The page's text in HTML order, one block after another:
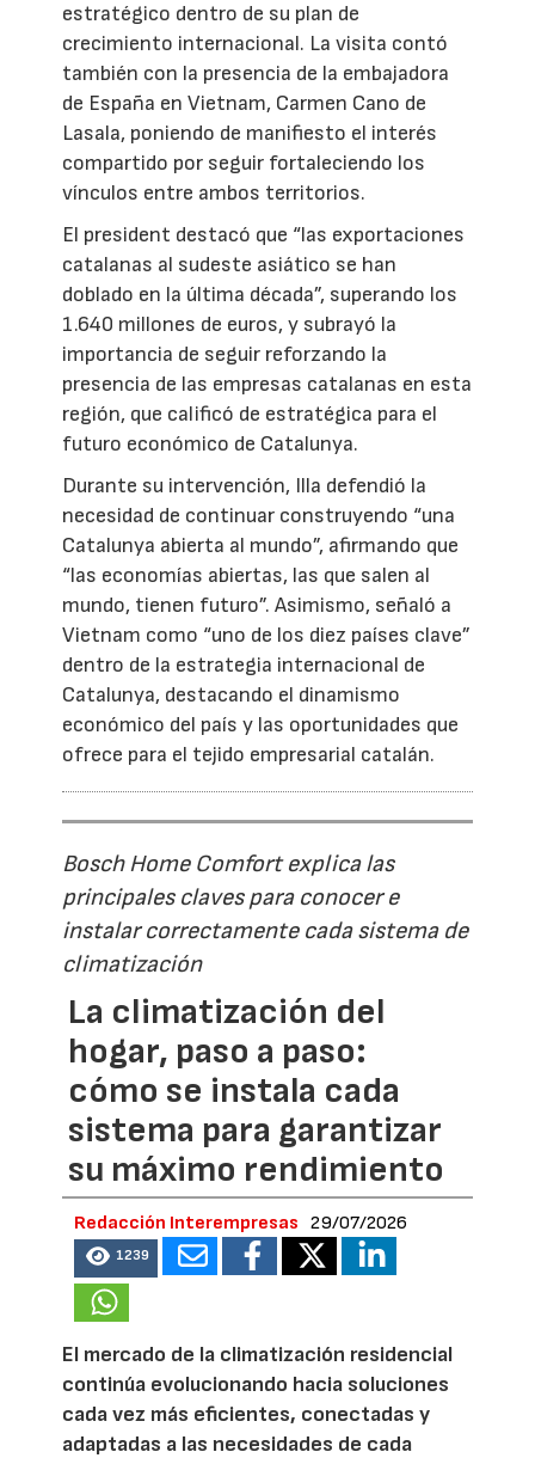
estratégico dentro de su plan de
crecimiento internacional. La visita contó
también con la presencia de la embajadora
de España en Vietnam, Carmen Cano de
Lasala, poniendo de manifiesto el interés
compartido por seguir fortaleciendo los
vínculos entre ambos territorios.
El president destacó que “las exportaciones
catalanas al sudeste asiático se han
doblado en la última década”, superando los
1.640 millones de euros, y subrayó la
importancia de seguir reforzando la
presencia de las empresas catalanas en esta
región, que calificó de estratégica para el
futuro económico de Catalunya.
Durante su intervención, Illa defendió la
necesidad de continuar construyendo “una
Catalunya abierta al mundo”, afirmando que
“las economías abiertas, las que salen al
mundo, tienen futuro”. Asimismo, señaló a
Vietnam como “uno de los diez países clave”
dentro de la estrategia internacional de
Catalunya, destacando el dinamismo
económico del país y las oportunidades que
ofrece para el tejido empresarial catalán.
Bosch Home Comfort explica las
principales claves para conocer e
instalar correctamente cada sistema de
climatización
La climatización del
hogar, paso a paso:
cómo se instala cada
sistema para garantizar
su máximo rendimiento
Redacción Interempresas 29/07/2026
1239
El mercado de la climatización residencial
continúa evolucionando hacia soluciones
cada vez más eficientes, conectadas y
adaptadas a las necesidades de cada